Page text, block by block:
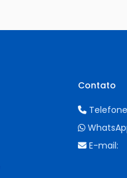
Contato
E-mail: